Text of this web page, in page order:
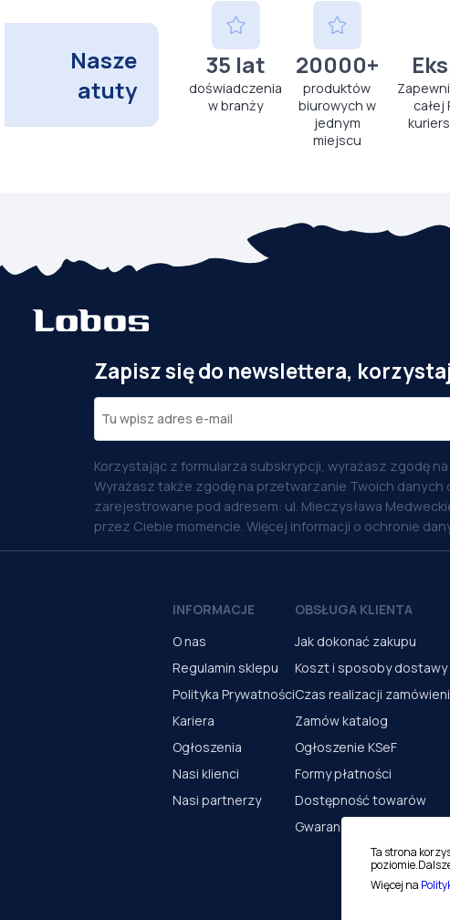
Nasze
atuty
35 lat
doświadczenia
w branży
20000+
produktów
biurowych w
jednym
miejscu
całej
Zapisz się do newslettera,
Korzystając z formularza subskrypcji, wyrażasz zgodę
Wyrażasz także zgodę na przetwarzanie Twoich danych
zarejestrowane pod adresem: ul. Mieczysława
przez Ciebie momencie. Więcej informacji o ochronie
INFORMACJE
O nas
Regulamin sklepu
Polityka Prywatności
Kariera
Ogłoszenia
Nasi klienci
Nasi partnerzy
OBSŁUGA KLIENTA
Jak dokonać zakupu
Koszt i sposoby dostawy
Czas realizacji
Zamów katalog
Ogłoszenie KSeF
Formy płatności
Dostępność towarów
Gwarancja i serwis
Ta strona
Więcej na